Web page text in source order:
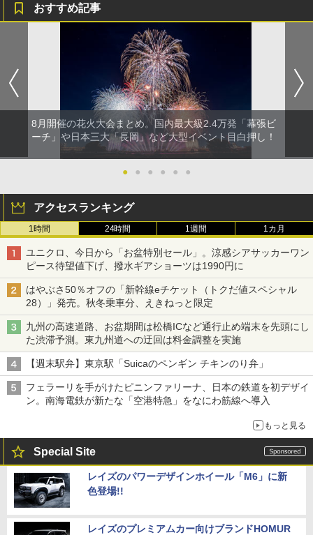
おすすめ記事
8月開催の花火大会まとめ。国内最大級2.4万発「幕張ビ
ーチ」や日本三大「長岡」など大型イベント目白押し！
● ● ● ● ● ●
アクセスランキング
1時間 24時間 1週間 1カ月
ユニクロ、今日から「お盆特別セール」。涼感シアサッカーワン
ピース待望値下げ、撥水ギアショーツは1990円に
はやぶさ50％オフの「新幹線eチケット（トクだ値スペシャル
28）」発売。秋冬乗車分、えきねっと限定
九州の高速道路、お盆期間は松橋ICなど通行止め端末を先頭にし
た渋滞予測。東九州道への迂回は料金調整を実施
【週末駅弁】東京駅「Suicaのペンギン チキンのり弁」
フェラーリを手がけたピニンファリーナ、日本の鉄道を初デザイ
ン。南海電鉄が新たな「空港特急」をなにわ筋線へ導入
もっと見る
Special Site
レイズのパワーデザインホイール「M6」に新
色登場!!
レイズのプレミアムカー向けブランドHOMUR